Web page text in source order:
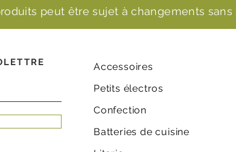
peut être sujet à changements sans
Accessoires
Petits électros
Confection
Batteries de cuisine